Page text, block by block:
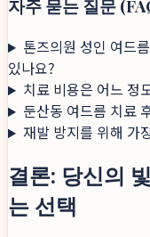
자주 묻는 질문
톤즈의원 성인 여드
있나요?
치료 비용은 어느 정
둔산동 여드름 치료
재발 방지를 위해 가
결론: 당신의
는 선택